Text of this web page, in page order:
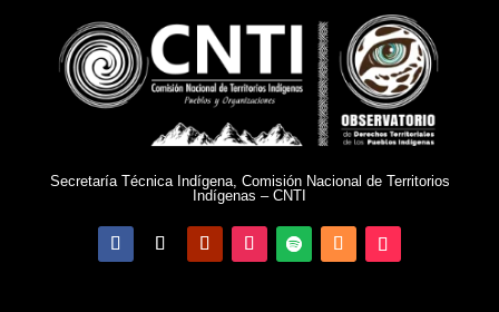
Secretaría Técnica Indígena, Comisión Nacional de Territorios
Indígenas – CNTI